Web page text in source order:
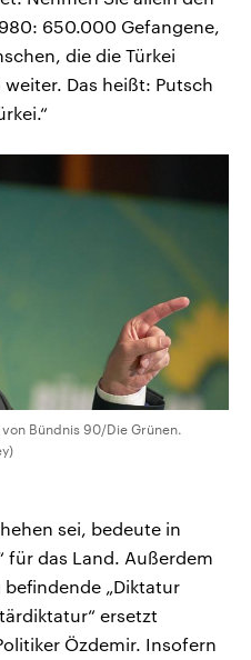
650.000 Gefangene,
die die Türkei
Das heißt: Putsch
Bündnis 90/Die Grünen.
sei, bedeute in
für das Land. Außerdem
„Diktatur
ersetzt
Özdemir. Insofern